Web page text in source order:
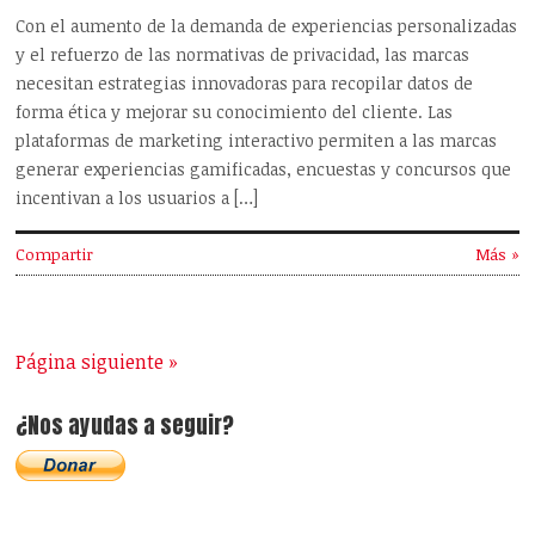
Con el aumento de la demanda de experiencias personalizadas
y el refuerzo de las normativas de privacidad, las marcas
necesitan estrategias innovadoras para recopilar datos de
forma ética y mejorar su conocimiento del cliente. Las
plataformas de marketing interactivo permiten a las marcas
generar experiencias gamificadas, encuestas y concursos que
incentivan a los usuarios a […]
Compartir Más »
Página siguiente »
¿Nos ayudas a seguir?